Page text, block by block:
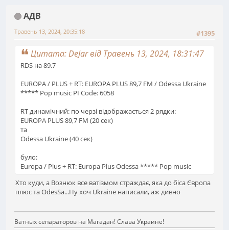
АДВ
#1395
Травень 13, 2024, 20:35:18
Цитата: DeJar від Травень 13, 2024, 18:31:47
RDS на 89.7
EUROPA / PLUS + RT: EUROPA PLUS 89,7 FM / Odessa Ukraine
***** Pop music PI Code: 6058
RT динамічний: по черзі відображається 2 рядки:
EUROPA PLUS 89,7 FM (20 сек)
та
Odessa Ukraine (40 сек)
було:
Europa / Plus + RT: Europa Plus Odessa ***** Pop music
Хто куди, а Вознюк все ватізмом страждає, яка до біса Європа
плюс та OdesSa...Ну хоч Ukraine написали, аж дивно
Ватных сепараторов на Магадан! Слава Украине!